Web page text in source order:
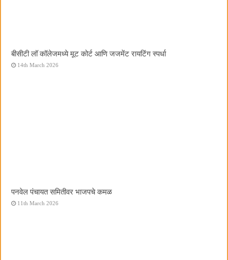
बीसीटी लॉ कॉलेजमध्ये मूट कोर्ट आणि जजमेंट रायटिंग स्पर्धा
14th March 2026
पनवेल पंचायत समितीवर भाजपचे कमळ
11th March 2026